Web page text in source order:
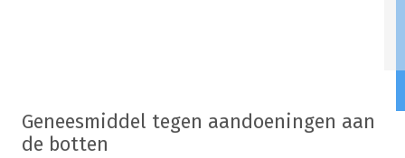
Geneesmiddel tegen aandoeningen aan
de botten